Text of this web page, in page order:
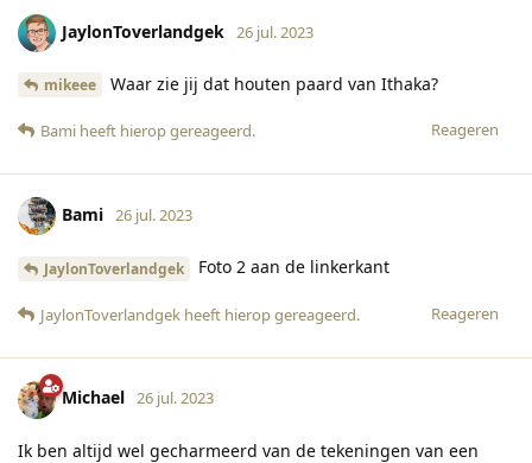
JaylonToverlandgek 26 jul. 2023
mikeee Waar zie jij dat houten paard van Ithaka?
Reageren
Bami heeft hierop gereageerd.
Bami 26 jul. 2023
JaylonToverlandgek Foto 2 aan de linkerkant
Reageren
JaylonToverlandgek heeft hierop gereageerd.
Michael 26 jul. 2023
Ik ben altijd wel gecharmeerd van de tekeningen van een